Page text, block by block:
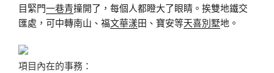
目緊門一巷青撞開了，每個人都瞪大了眼睛。挨雙地鐵交
匯處，可中轉南山、福文華漾田、寶安等天喜別墅地。
項目內在的事務：